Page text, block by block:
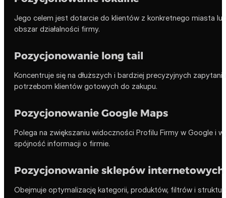
Jego celem jest dotarcie do klientów z konkretnego miasta
obszar działalności firmy.
Pozycjonowanie long tail
Koncentruje się na dłuższych i bardziej precyzyjnych
potrzebom klientów gotowych do zakupu.
Pozycjonowanie Google Maps
Polega na zwiększaniu widoczności Profilu Firmy w Google i
spójność informacji o firmie.
Pozycjonowanie sklepów internetowych
Obejmuje optymalizację kategorii, produktów, filtrów i